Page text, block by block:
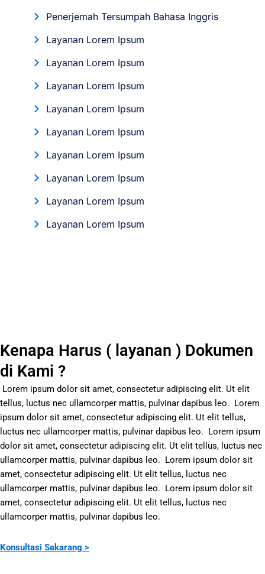
Penerjemah Tersumpah Bahasa Inggris
Layanan Lorem Ipsum
Layanan Lorem Ipsum
Layanan Lorem Ipsum
Layanan Lorem Ipsum
Layanan Lorem Ipsum
Layanan Lorem Ipsum
Layanan Lorem Ipsum
Layanan Lorem Ipsum
Layanan Lorem Ipsum
Kenapa Harus ( layanan ) Dokumen
di Kami ?
Lorem ipsum dolor sit amet, consectetur adipiscing elit. Ut elit
tellus, luctus nec ullamcorper mattis, pulvinar dapibus leo.
Lorem
ipsum dolor sit amet, consectetur adipiscing elit. Ut elit tellus,
luctus nec ullamcorper mattis, pulvinar dapibus leo.
Lorem ipsum
dolor sit amet, consectetur adipiscing elit. Ut elit tellus, luctus nec
ullamcorper mattis, pulvinar dapibus leo.
Lorem ipsum dolor sit
amet, consectetur adipiscing elit. Ut elit tellus, luctus nec
ullamcorper mattis, pulvinar dapibus leo.
Lorem ipsum dolor sit
amet, consectetur adipiscing elit. Ut elit tellus, luctus nec
ullamcorper mattis, pulvinar dapibus leo.
Konsultasi Sekarang >